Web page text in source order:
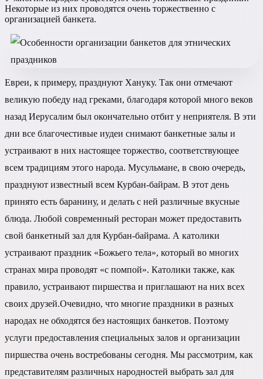
Некоторые из них проводятся очень торжественно с
организацией банкета.
Евреи, к примеру, празднуют Хануку. Так они отмечают
великую победу над греками, благодаря которой много веков
назад Иерусалим был окончательно отбит у неприятеля. В эти
дни все благочестивые иудеи снимают банкетные залы и
устраивают в них настоящее торжество, соответствующее
всем традициям этого народа. Мусульмане, в свою очередь,
празднуют известный всем Курбан-байрам. В этот день
принято есть баранину, и делать с ней различные вкусные
блюда. Любой современный ресторан может предоставить
свой банкетный зал для Курбан-байрама. А католики
устраивают праздник «Божьего тела», который во многих
странах мира проводят «с помпой». Католики также, как
правило, устраивают пиршества и приглашают на них всех
своих друзей.Очевидно, что многие праздники в разных
народах не обходятся без настоящих банкетов. Поэтому
услуги предоставления специальных залов и организации
пиршества очень востребованы сегодня. Мы рассмотрим, как
представителям различных народностей выбрать зал для